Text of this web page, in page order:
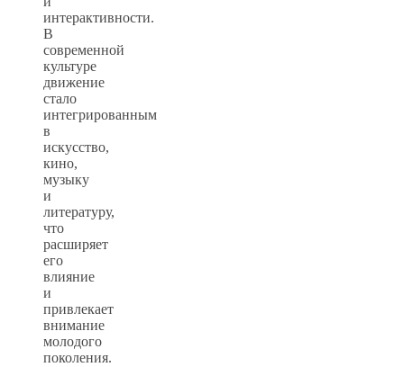
интерактивности.
В
современной
культуре
движение
стало
интегрированным
в
искусство,
кино,
музыку
и
литературу,
что
расширяет
его
влияние
и
привлекает
внимание
молодого
поколения.